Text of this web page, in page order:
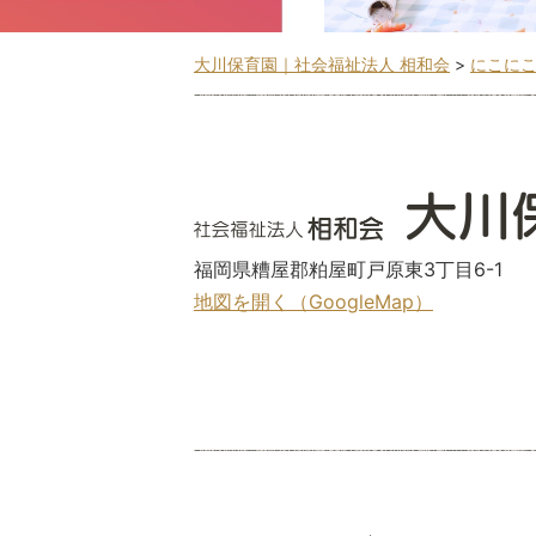
大川保育園｜社会福祉法人 相和会 > にこに
福岡県糟屋郡粕屋町戸原東3丁目6-1
地図を開く（GoogleMap）